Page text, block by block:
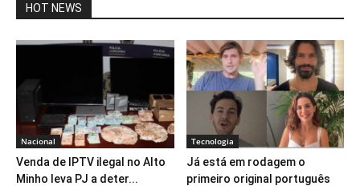
HOT NEWS
Nacional
Venda de IPTV ilegal no Alto
Minho leva PJ a deter...
Tecnologia
Já está em rodagem o
primeiro original português